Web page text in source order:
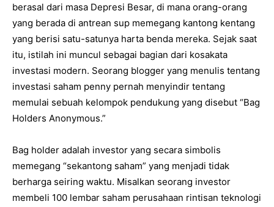
berasal dari masa Depresi Besar, di mana orang-orang
yang berada di antrean sup memegang kantong kentang
yang berisi satu-satunya harta benda mereka. Sejak saat
itu, istilah ini muncul sebagai bagian dari kosakata
investasi modern. Seorang blogger yang menulis tentang
investasi saham penny pernah menyindir tentang
memulai sebuah kelompok pendukung yang disebut “Bag
Holders Anonymous.”
Bag holder adalah investor yang secara simbolis
memegang “sekantong saham” yang menjadi tidak
berharga seiring waktu. Misalkan seorang investor
membeli 100 lembar saham perusahaan rintisan teknologi